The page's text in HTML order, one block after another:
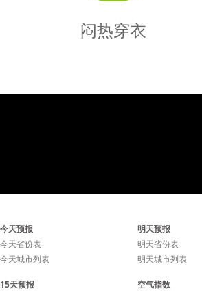
闷热穿衣
潮湿闷热，衣物排汗透气，
手帕擦汗环保时尚，不建议
在露天场所逛街。
今天预报
今天省份表
今天城市列表
明天预报
明天省份表
明天城市列表
15天预报
空气指数